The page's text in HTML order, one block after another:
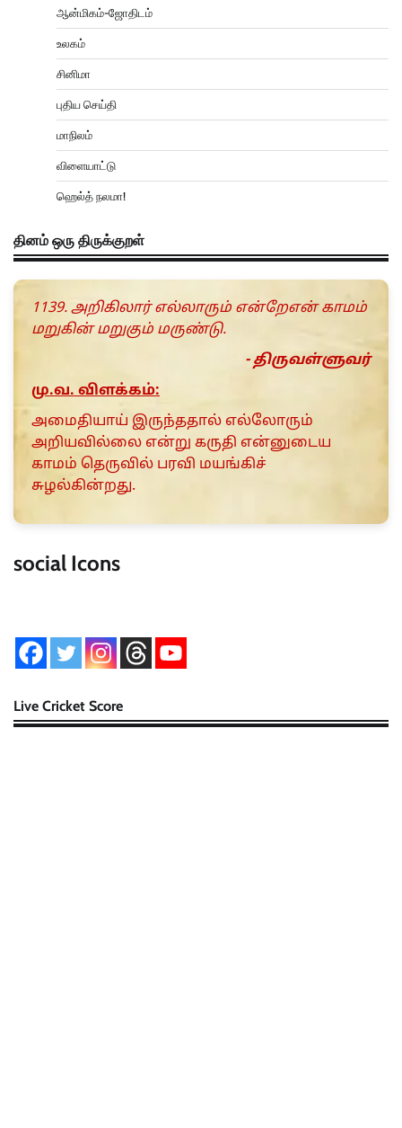
ஆன்மிகம்-ஜோதிடம்
உலகம்
சினிமா
புதிய செய்தி
மாநிலம்
விளையாட்டு
ஹெல்த் நலமா!
தினம் ஒரு திருக்குறள்
1139. அறிகிலார் எல்லாரும் என்றேஎன் காமம்
மறுகின் மறுகும் மருண்டு.
- திருவள்ளுவர்
மு.வ. விளக்கம்:
அமைதியாய் இருந்ததால் எல்லோரும்
அறியவில்லை என்று கருதி என்னுடைய
காமம் தெருவில் பரவி மயங்கிச்
சுழல்கின்றது.
social Icons
Live Cricket Score